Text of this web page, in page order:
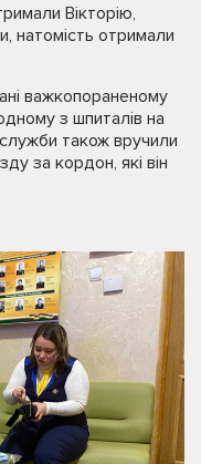
Вікторію,
натомість отримали
важкопораненому
з шпиталів на
служби також вручили
за кордон, які він